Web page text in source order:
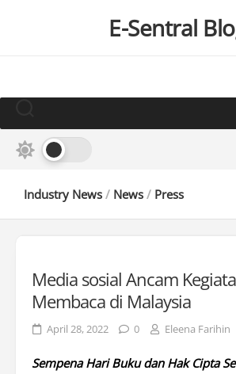
E-Sentral
Industry News / News / Press
Media sosial Ancam
Membaca di Malaysia
April 28, 2022 0 Eleena Farihin
Sempena Hari Buku dan Hak Cipta